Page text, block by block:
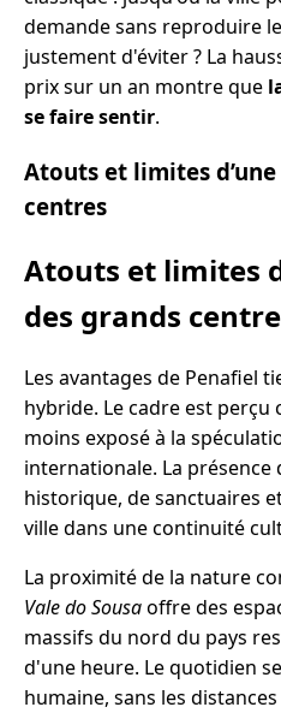
demande sans reproduire
justement d'éviter ? La
prix sur un an montre que
se faire sentir.
Atouts et limites
centres
Atouts et limites
des grands
Les avantages de Penafiel
hybride. Le cadre est perçu
moins exposé à la
internationale. La présence
historique, de sanctuaires
ville dans une continuité
La proximité de la nature
Vale do Sousaoffre des
massifs du nord du pays
d'une heure. Le quotidien
humaine, sans les